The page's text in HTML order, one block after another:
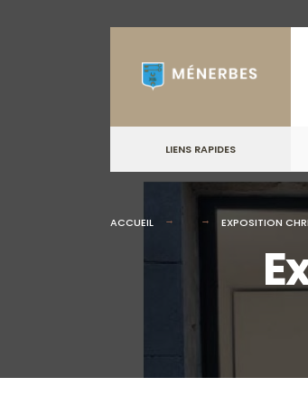
content
LIENS RAPIDES
ACCUEIL EXPOSITION